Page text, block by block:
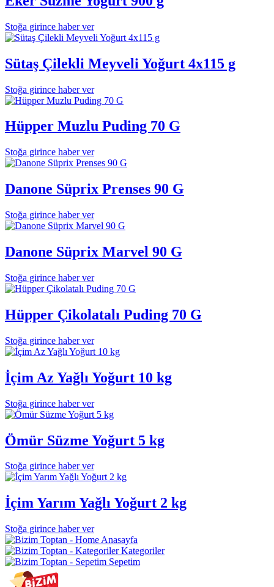
Stoğa girince haber ver
Sütaş Çilekli Meyveli Yoğurt 4x115 g
Stoğa girince haber ver
Hüpper Muzlu Puding 70 G
Stoğa girince haber ver
Danone Süprix Prenses 90 G
Stoğa girince haber ver
Danone Süprix Marvel 90 G
Stoğa girince haber ver
Hüpper Çikolatalı Puding 70 G
Stoğa girince haber ver
İçim Az Yağlı Yoğurt 10 kg
Stoğa girince haber ver
Ömür Süzme Yoğurt 5 kg
Stoğa girince haber ver
İçim Yarım Yağlı Yoğurt 2 kg
Stoğa girince haber ver
Anasayfa
Kategoriler
Sepetim